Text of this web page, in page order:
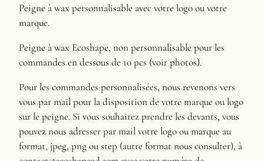
:
,
9
€
à
2
d
e
e
i
g
n
e
à
w
a
Peigne à wax personnalisable avec votre logo ou votre
marque.
Peigne à wax Ecoshape, non personnalisable pour les
commandes en dessous de 10 pcs (voir photos).
Pour les commandes personnalisées, nous revenons vers
vous par mail pour la disposition de votre marque ou logo
sur le peigne. Si vous souhaitez prendre les devants, vous
pouvez nous adresser par mail votre logo ou marque au
format, jpeg, png ou step (autre format nous consulter), à